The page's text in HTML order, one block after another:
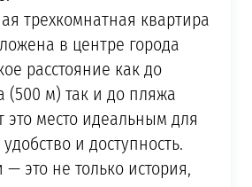
трехкомнатная квартира
в центре города
расстояние как до
(500 м) так и до пляжа
это место идеальным для
и доступность.
это не только история,